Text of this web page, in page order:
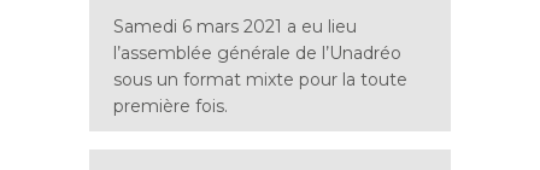
Samedi 6 mars 2021 a eu lieu
l’assemblée générale de l’Unadréo
sous un format mixte pour la toute
première fois.